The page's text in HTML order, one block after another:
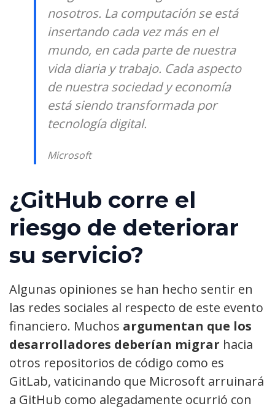
nosotros. La computación se está
insertando cada vez más en el
mundo, en cada parte de nuestra
vida diaria y trabajo. Cada aspecto
de nuestra sociedad y economía
está siendo transformada por
tecnología digital.
Microsoft
¿GitHub corre el
riesgo de deteriorar
su servicio?
Algunas opiniones se han hecho sentir en
las redes sociales al respecto de este evento
financiero. Muchos argumentan que los
desarrolladores deberían migrar hacia
otros repositorios de código como es
GitLab, vaticinando que Microsoft arruinará
a GitHub como alegadamente ocurrió con